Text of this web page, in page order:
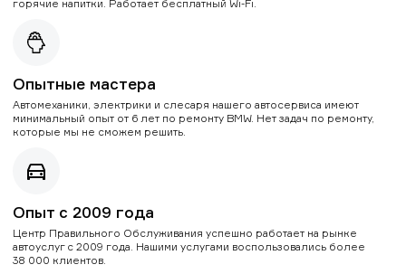
горячие напитки. Работает бесплатный Wi-Fi.
Опытные мастера
Автомеханики, электрики и слесаря нашего автосервиса имеют
минимальный опыт от 6 лет по ремонту BMW. Нет задач по ремонту,
которые мы не сможем решить.
Опыт с 2009 года
Центр Правильного Обслуживания успешно работает на рынке
автоуслуг с 2009 года. Нашими услугами воспользовались более
38 000 клиентов.